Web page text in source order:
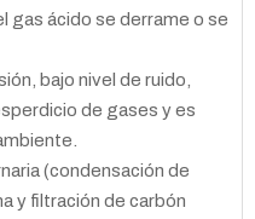
gas ácido se derrame o se
bajo nivel de ruido,
de gases y es
(condensación de
y filtración de carbón